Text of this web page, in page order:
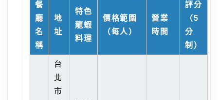
餐
廳
名
稱
地
址
特色
龍蝦
料理
價格範圍
（每人）
營業
時間
評分
（5
分
制）
台
北
市